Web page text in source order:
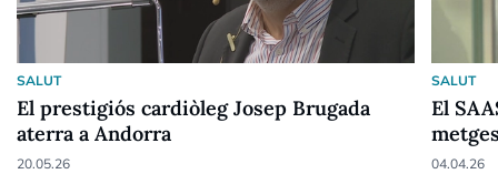
SALUT
El prestigiós cardiòleg Josep Brugada
aterra a Andorra
20.05.26
SALUT
El
04.04.26